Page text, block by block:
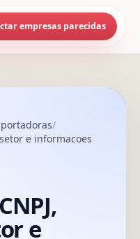
empresas parecidas
e informacoes
e